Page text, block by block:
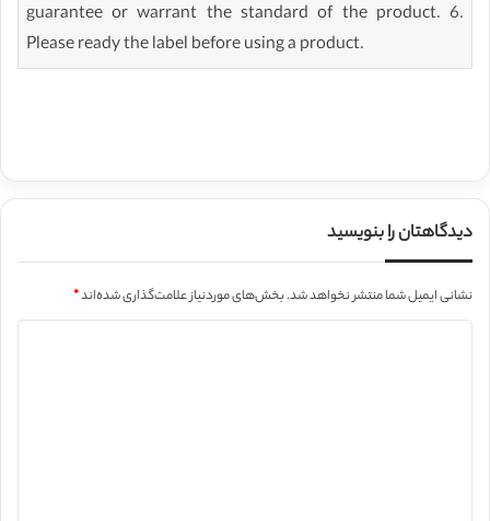
guarantee or warrant the standard of the product. 6.
Please ready the label before using a product.
دیدگاهتان را بنویسید
نشانی ایمیل شما منتشر نخواهد شد.بخش‌های موردنیاز علامت‌گذاری شده‌اند*